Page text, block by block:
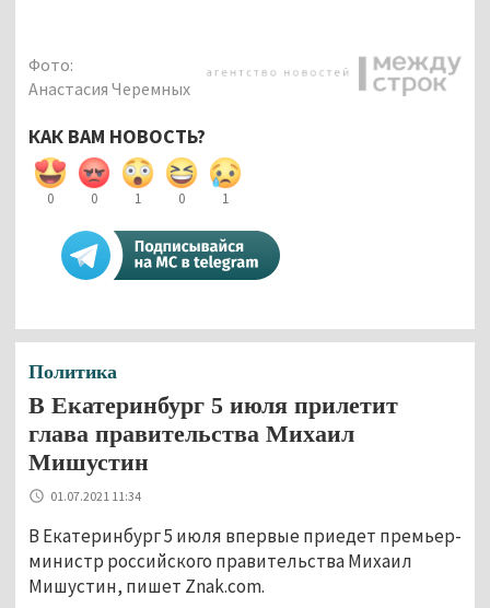
Фото:
Анастасия Черемных
КАК ВАМ НОВОСТЬ?
0 0 1 0 1
Политика
В Екатеринбург 5 июля прилетит
глава правительства Михаил
Мишустин
01.07.2021 11:34
В Екатеринбург 5 июля впервые приедет премьер-
министр российского правительства Михаил
Мишустин, пишет Znak.com.